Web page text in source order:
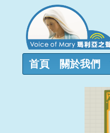
首頁 關於我們